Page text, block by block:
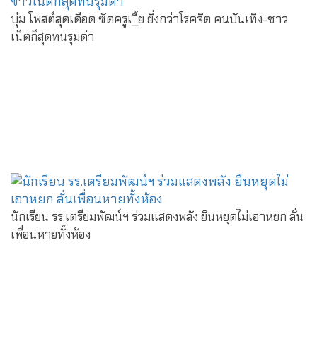
บุ๋ม โพสต์สุดเดือด ซัดครูเ_ี้ย ยิ่งกว่าโรคจิต คนบันเทิง-ชาว
เน็ตก็สุดทนรุมด่า
นักเรียน รร.เตรียมพัฒน์ฯ ร่วมแสดงพลัง ยืนหยุดไม่เอาหยก ลั่น
เพื่อนหายทั้งห้อง